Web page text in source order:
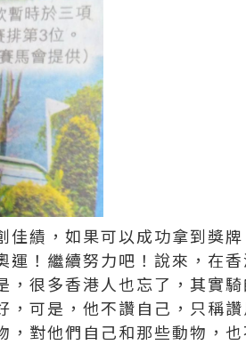
績，如果可以成功拿到獎
運！繼續努力吧！說來，在
，很多香港人也忘了，其實
，可是，他不讚自己，只稱
對他們自己和那些動物，也